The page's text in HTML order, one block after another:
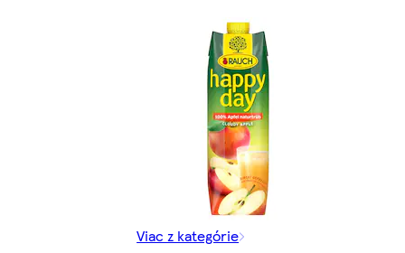
Viac z kategórie